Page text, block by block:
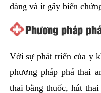
dàng và ít gây biến
Phương pháp
Với sự phát triển của y
phương pháp phá thai
thai bằng thuốc, hút